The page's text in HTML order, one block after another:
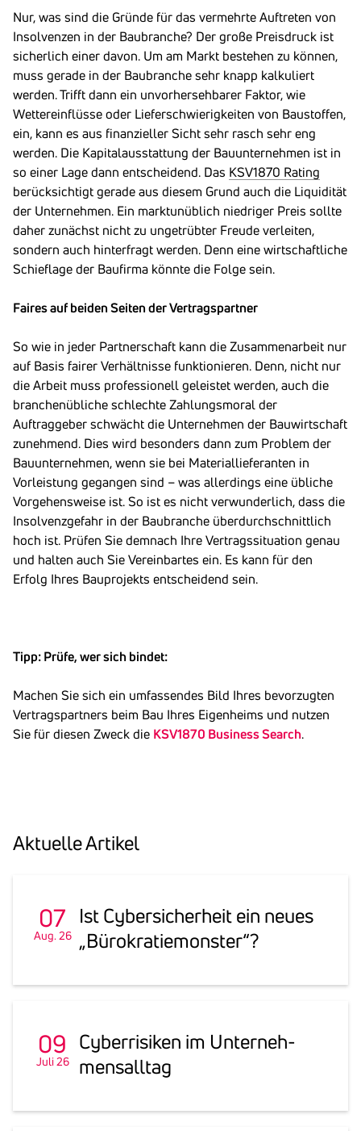
Nur, was sind die Gründe für das vermehrte Auftreten von
Insolvenzen in der Baubranche? Der große Preisdruck ist
sicherlich einer davon. Um am Markt bestehen zu können,
muss gerade in der Baubranche sehr knapp kalkuliert
werden. Trifft dann ein unvorhersehbarer Faktor, wie
Wettereinflüsse oder Lieferschwierigkeiten von Baustoffen,
ein, kann es aus finanzieller Sicht sehr rasch sehr eng
werden. Die Kapitalausstattung der Bauunternehmen ist in
so einer Lage dann entscheidend. Das KSV1870 Rating
berücksichtigt gerade aus diesem Grund auch die Liquidität
der Unternehmen. Ein marktunüblich niedriger Preis sollte
daher zunächst nicht zu ungetrübter Freude verleiten,
sondern auch hinterfragt werden. Denn eine wirtschaftliche
Schieflage der Baufirma könnte die Folge sein.
Faires auf beiden Seiten der Vertragspartner
So wie in jeder Partnerschaft kann die Zusammenarbeit nur
auf Basis fairer Verhältnisse funktionieren. Denn, nicht nur
die Arbeit muss professionell geleistet werden, auch die
branchenübliche schlechte Zahlungsmoral der
Auftraggeber schwächt die Unternehmen der Bauwirtschaft
zunehmend. Dies wird besonders dann zum Problem der
Bauunternehmen, wenn sie bei Materiallieferanten in
Vorleistung gegangen sind – was allerdings eine übliche
Vorgehensweise ist. So ist es nicht verwunderlich, dass die
Insolvenzgefahr in der Baubranche überdurchschnittlich
hoch ist. Prüfen Sie demnach Ihre Vertragssituation genau
und halten auch Sie Vereinbartes ein. Es kann für den
Erfolg Ihres Bauprojekts entscheidend sein.
Tipp: Prüfe, wer sich bindet:
Machen Sie sich ein umfassendes Bild Ihres bevorzugten
Vertragspartners beim Bau Ihres Eigenheims und nutzen
Sie für diesen Zweck die KSV1870 Business Search.
Aktu­elle Artikel
07
Aug. 26
Ist Cyber­si­cher­heit ein neues
„Büro­kra­tie­monster“?
09
Juli 26
Cyber­ri­siken im Unter­neh­
mens­alltag